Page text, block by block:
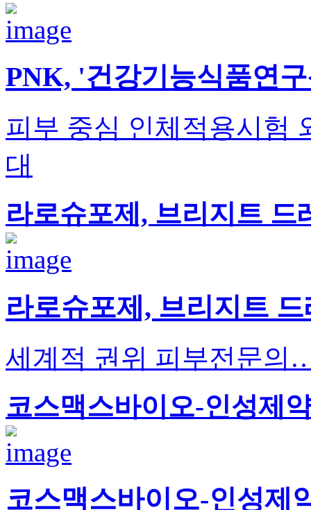
PNK, '건강기능식품연
피부 중심 인체적용시험
대
라로슈포제, 브리지트 드
라로슈포제, 브리지트
세계적 권위 피부전문의
코스맥스바이오-인성제
코스맥스바이오-인성제